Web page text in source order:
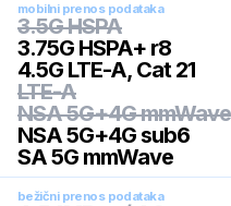
mobilni prenos podataka
3.5G HSPA
3.75G HSPA+ r8
4.5G LTE-A, Cat 21
LTE-A
NSA 5G+4G mmWave
NSA 5G+4G sub6
SA 5G mmWave
bežični prenos podataka